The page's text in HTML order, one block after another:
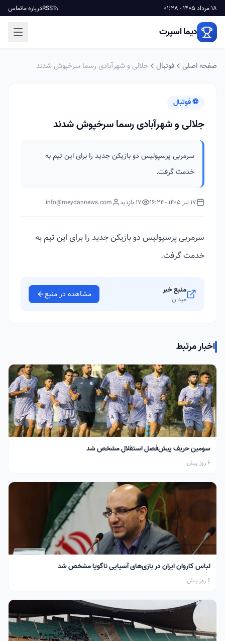
18 مرداد 1405 - 01:28 RSSدرباره ماتماس
دیما اسپرت
صفحه اصلی فوتبال جلالی و شهرآبادی رسما سرخپوش شدند
⚽ فوتبال
جلالی و شهرآبادی رسما سرخپوش شدند
سرمربی پرسپولیس دو بازیکن جدید را برای این تیم به
خدمت گرفت.
17 تیر 1405 - 16:24 17 بازدید info@meydannews.com
سرمربی پرسپولیس دو بازیکن جدید را برای این تیم به
خدمت گرفت.
منبع خبر
میدان مشاهده در منبع
اخبار مرتبط
سومین حریف پیش‌فصل استقلال مشخص شد
6 روز پیش
لباس کاروان ایران در بازی‌های آسیایی ناگویا مشخص شد
6 روز پیش